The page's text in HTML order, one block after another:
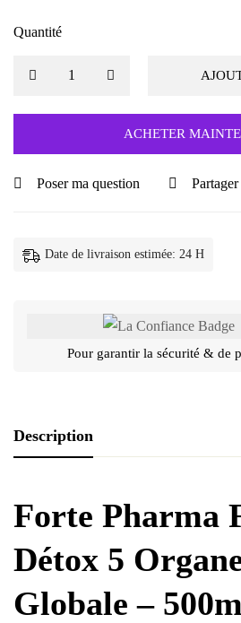
Quantité
ACHETER
Poser ma question Partager
Date de livraison estimée: 24 H
Pour garantir la sécurité & de
Description
Forte Pharma
Détox 5
Globale –